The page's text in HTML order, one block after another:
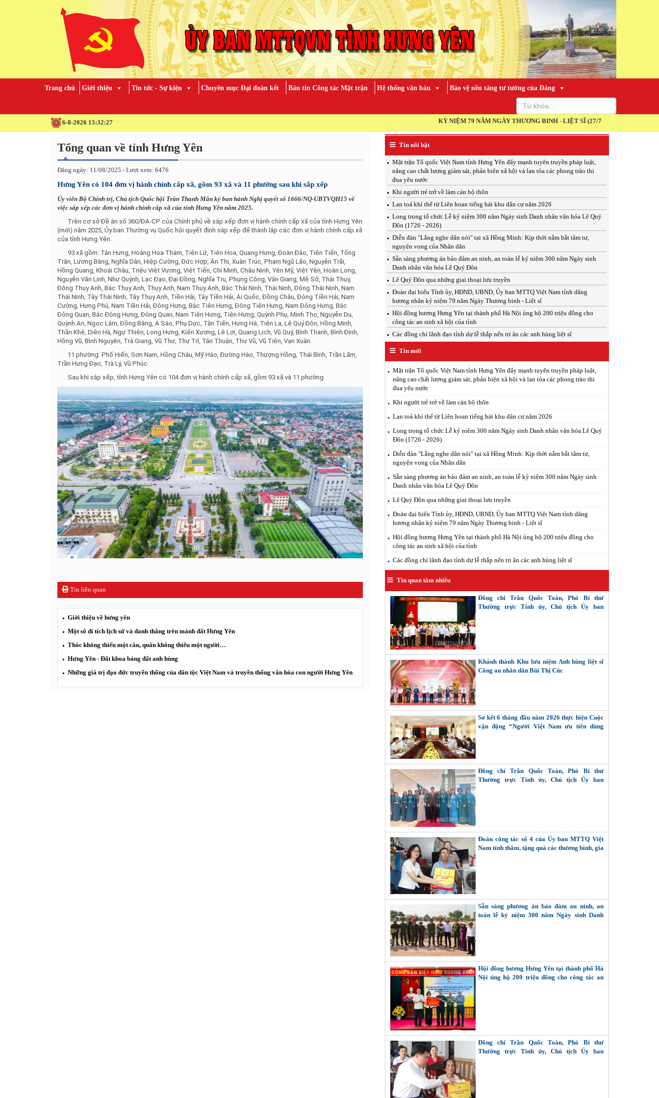
Trang chủ Giới thiệu Tin tức - Sự kiện Chuyên mục Đại đoàn kết Bản tin Công tác Mặt trận Hệ thống văn bản Bảo vệ nền tảng tư tưởng của Đảng
6-8-2026 15:32:28 KỶ NIỆM 79 NĂM NGÀY THƯƠNG BINH - LIỆT SĨ (27/7/1947 - 27/7/2026)
Tổng quan về tỉnh Hưng Yên
Đăng ngày: 11/08/2025 - Lượt xem: 6476
Hưng Yên có 104 đơn vị hành chính cấp xã, gồm 93 xã và 11 phường sau khi sắp xếp
Ủy viên Bộ Chính trị, Chủ tịch Quốc hội Trần Thanh Mẫn ký ban hành Nghị quyết số 1666/NQ-UBTVQH15 về
việc sắp xếp các đơn vị hành chính cấp xã của tỉnh Hưng Yên năm 2025.
Trên cơ sở Đề án số 360/ĐA-CP của Chính phủ về sắp xếp đơn vị hành chính cấp xã của tỉnh Hưng Yên
(mới) năm 2025, Ủy ban Thường vụ Quốc hội quyết định sắp xếp để thành lập các đơn vị hành chính cấp xã
của tỉnh Hưng Yên.
93 xã gồm: Tân Hưng, Hoàng Hoa Thám, Tiên Lữ, Tiên Hoa, Quang Hưng, Đoàn Đào, Tiên Tiến, Tống
Trân, Lương Bằng, Nghĩa Dân, Hiệp Cường, Đức Hợp, Ân Thi, Xuân Trúc, Phạm Ngũ Lão, Nguyễn Trãi,
Hồng Quang, Khoái Châu, Triệu Việt Vương, Việt Tiến, Chí Minh, Châu Ninh, Yên Mỹ, Việt Yên, Hoàn Long,
Nguyễn Văn Linh, Như Quỳnh, Lạc Đạo, Đại Đồng, Nghĩa Trụ, Phụng Công, Văn Giang, Mễ Sở, Thái Thụy,
Đông Thụy Anh, Bắc Thụy Anh, Thụy Anh, Nam Thụy Anh, Bắc Thái Ninh, Thái Ninh, Đông Thái Ninh, Nam
Thái Ninh, Tây Thái Ninh; Tây Thụy Anh, Tiền Hải, Tây Tiền Hải, Ái Quốc, Đồng Châu, Đông Tiền Hải, Nam
Cường, Hưng Phú, Nam Tiền Hải, Đông Hưng, Bắc Tiên Hưng, Đông Tiên Hưng, Nam Đông Hưng, Bắc
Đông Quan, Bắc Đông Hưng, Đông Quan, Nam Tiên Hưng, Tiên Hưng, Quỳnh Phụ, Minh Thọ, Nguyễn Du,
Quỳnh An, Ngọc Lâm, Đồng Bằng, A Sào, Phụ Dực, Tân Tiến, Hưng Hà, Tiên La, Lê Quý Đôn, Hồng Minh,
Thần Khê, Diên Hà, Ngự Thiên, Long Hưng, Kiến Xương, Lê Lợi, Quang Lịch, Vũ Quý, Bình Thanh, Bình Định,
Hồng Vũ, Bình Nguyên, Trà Giang, Vũ Thư, Thư Trì, Tân Thuận, Thư Vũ, Vũ Tiên, Vạn Xuân.
11 phường: Phố Hiến, Sơn Nam, Hồng Châu, Mỹ Hào, Đường Hào, Thượng Hồng, Thái Bình, Trần Lãm,
Trần Hưng Đạo, Trà Lý, Vũ Phúc.
Sau khi sắp xếp, tỉnh Hưng Yên có 104 đơn vị hành chính cấp xã, gồm 93 xã và 11 phường.
Tin liên quan
Giới thiệu về hưng yên
Một số di tích lịch sử và danh thắng trên mảnh đất Hưng Yên
Thóc không thiếu một cân, quân không thiếu một người…
Hưng Yên - Đất khoa bảng đất anh hùng
Những giá trị đạo đức truyền thống của dân tộc Việt Nam và truyền thống văn hóa con người Hưng Yên
Tin nổi bật
Mặt trận Tổ quốc Việt Nam tỉnh Hưng Yên đẩy mạnh tuyên truyền pháp luật,
nâng cao chất lượng giám sát, phản biện xã hội và lan tỏa các phong trào thi
đua yêu nước
Khi người trẻ trở về làm cán bộ thôn
Lan toả khí thế từ Liên hoan tiếng hát khu dân cư năm 2026
Long trọng tổ chức Lễ kỷ niệm 300 năm Ngày sinh Danh nhân văn hóa Lê Quý
Đôn (1726 - 2026)
Diễn đàn "Lắng nghe dân nói" tại xã Hồng Minh: Kịp thời nắm bắt tâm tư,
nguyện vọng của Nhân dân
Sẵn sàng phương án bảo đảm an ninh, an toàn lễ kỷ niệm 300 năm Ngày sinh
Danh nhân văn hóa Lê Quý Đôn
Lê Quý Đôn qua những giai thoại lưu truyền
Đoàn đại biểu Tỉnh ủy, HĐND, UBND, Ủy ban MTTQ Việt Nam tỉnh dâng
hương nhân kỷ niệm 79 năm Ngày Thương binh - Liệt sĩ
Hội đồng hương Hưng Yên tại thành phố Hà Nội ủng hộ 200 triệu đồng cho
công tác an sinh xã hội của tỉnh
Các đồng chí lãnh đạo tỉnh dự lễ thắp nến tri ân các anh hùng liệt sĩ
Tin mới
Mặt trận Tổ quốc Việt Nam tỉnh Hưng Yên đẩy mạnh tuyên truyền pháp luật,
nâng cao chất lượng giám sát, phản biện xã hội và lan tỏa các phong trào thi
đua yêu nước
Khi người trẻ trở về làm cán bộ thôn
Lan toả khí thế từ Liên hoan tiếng hát khu dân cư năm 2026
Long trọng tổ chức Lễ kỷ niệm 300 năm Ngày sinh Danh nhân văn hóa Lê Quý
Đôn (1726 - 2026)
Diễn đàn "Lắng nghe dân nói" tại xã Hồng Minh: Kịp thời nắm bắt tâm tư,
nguyện vọng của Nhân dân
Sẵn sàng phương án bảo đảm an ninh, an toàn lễ kỷ niệm 300 năm Ngày sinh
Danh nhân văn hóa Lê Quý Đôn
Lê Quý Đôn qua những giai thoại lưu truyền
Đoàn đại biểu Tỉnh ủy, HĐND, UBND, Ủy ban MTTQ Việt Nam tỉnh dâng
hương nhân kỷ niệm 79 năm Ngày Thương binh - Liệt sĩ
Hội đồng hương Hưng Yên tại thành phố Hà Nội ủng hộ 200 triệu đồng cho
công tác an sinh xã hội của tỉnh
Các đồng chí lãnh đạo tỉnh dự lễ thắp nến tri ân các anh hùng liệt sĩ
Tin quan tâm nhiều
Đồng chí Trần Quốc Toản, Phó Bí thư
Thường trực Tỉnh ủy, Chủ tịch Ủy ban
Khánh thành Khu lưu niệm Anh hùng liệt sĩ
Công an nhân dân Bùi Thị Cúc
Sơ kết 6 tháng đầu năm 2026 thực hiện Cuộc
vận động “Người Việt Nam ưu tiên dùng
Đồng chí Trần Quốc Toản, Phó Bí thư
Thường trực Tỉnh ủy, Chủ tịch Ủy ban
Đoàn công tác số 4 của Ủy ban MTTQ Việt
Nam tỉnh thăm, tặng quà các thương binh, gia
Sẵn sàng phương án bảo đảm an ninh, an
toàn lễ kỷ niệm 300 năm Ngày sinh Danh
Hội đồng hương Hưng Yên tại thành phố Hà
Nội ủng hộ 200 triệu đồng cho công tác an
Đồng chí Trần Quốc Toản, Phó Bí thư
Thường trực Tỉnh ủy, Chủ tịch Ủy ban